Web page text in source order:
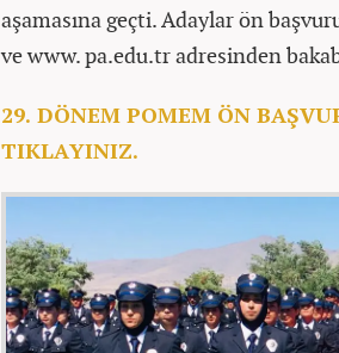
aşamasına geçti. Adaylar ön
ve www. pa.edu.tr adresinden
29. DÖNEM POMEM ÖN
TIKLAYINIZ.